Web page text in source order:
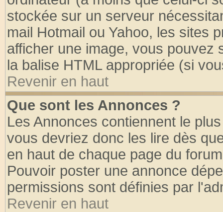
stockée sur un serveur
mail Hotmail ou Yahoo, les sites
afficher une image, vous pouvez
la balise HTML appropriée (si
Revenir en haut
Que sont les Annonces ?
Les Annonces contiennent le
vous devriez donc les lire dès
en haut de chaque page du
Pouvoir poster une annonce
permissions sont définies par
Revenir en haut